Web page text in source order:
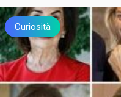
Curiosità